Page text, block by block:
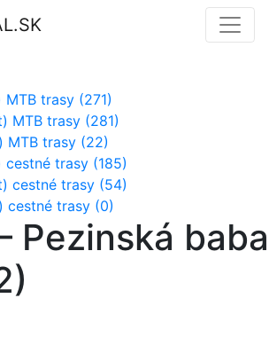
trasy (271)
MTB trasy (281)
MTB trasy (22)
cestné trasy (185)
cestné trasy (54)
cestné trasy (0)
Pezinská baba